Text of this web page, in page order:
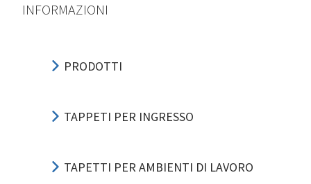
INFORMAZIONI
PRODOTTI
TAPPETI PER INGRESSO
TAPETTI PER AMBIENTI DI LAVORO